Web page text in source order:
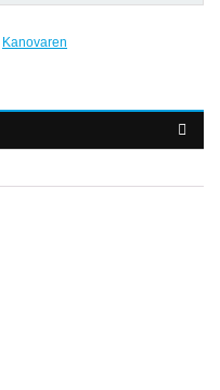
Kanovaren